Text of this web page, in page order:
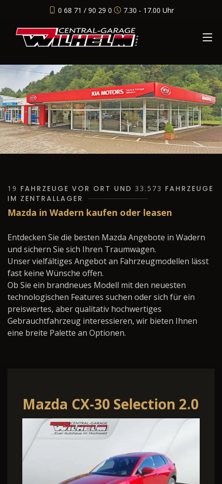
0 68 71 / 90 29 0 7.30 - 17.00 Uhr
19 FAHRZEUGE VOR ORT UND 33.573 FAHRZEUGE
IM ZENTRALLAGER
Mazda in Wadern kaufen oder leasen
Entdecken Sie die besten Mazda Angebote in Wadern
und sichern Sie sich Ihren Traumwagen.
Unser vielfältiges Angebot an Fahrzeugmodellen lässt
fast keine Wünsche offen.
Ob Sie ein brandneues Modell mit den neuesten
technologischen Features suchen oder sich für ein
preiswertes, aber qualitativ hochwertiges
Gebrauchtfahrzeug interessieren, wir bieten Ihnen
eine breite Palette an Optionen.
Mazda CX-30 Selection 2.0
2WD Design